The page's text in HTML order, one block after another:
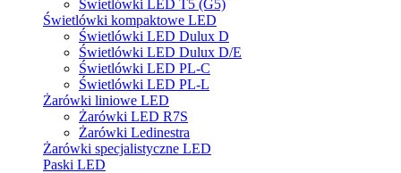
Świetlówki LED T5 (G5)
Świetlówki kompaktowe LED
Świetlówki LED Dulux D
Świetlówki LED Dulux D/E
Świetlówki LED PL-C
Świetlówki LED PL-L
Żarówki liniowe LED
Żarówki LED R7S
Żarówki Ledinestra
Żarówki specjalistyczne LED
Paski LED